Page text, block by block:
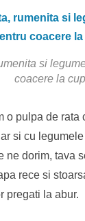
si
coacere la
o pulpa de rata
si cu
ne dorim, tava
rece si
pregati la abur.